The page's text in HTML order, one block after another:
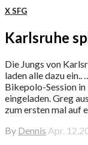
X SFG
Karlsruhe
Die Jungs von
laden alle dazu ein..
Bikepolo-Session
eingeladen. Greg
zum ersten mal auf
By Dennis Apr.